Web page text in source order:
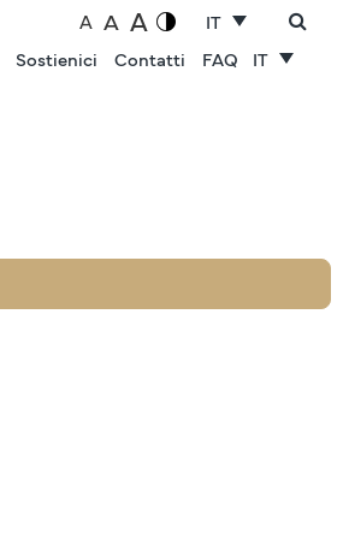
A A A
IT
Sostienici Contatti FAQ IT